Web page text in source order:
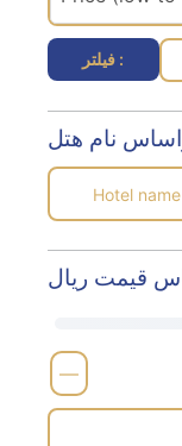
فیلتر :
—